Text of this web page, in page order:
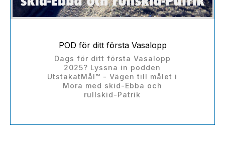
POD för ditt första Vasalopp
Dags för ditt första Vasalopp
2025? Lyssna in podden
UtstakatMål™ - Vägen till målet i
Mora med skid-Ebba och
rullskid-Patrik